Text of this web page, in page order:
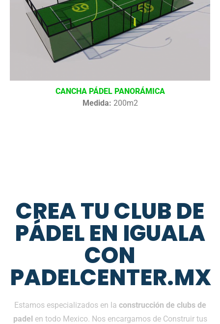
CANCHA PÁDEL PANORÁMICA
Medida: 200m2
CREA TU CLUB DE
PÁDEL EN IGUALA
CON
PADELCENTER.MX
Estamos especializados en la construcción de clubs de
padel en todo Mexico. Nos encargamos de Construir tus